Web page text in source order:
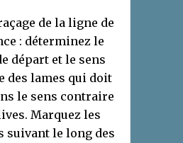
de la ligne de
: déterminez le
départ et le sens
des lames qui doit
le sens contraire
Marquez les
suivant le long des